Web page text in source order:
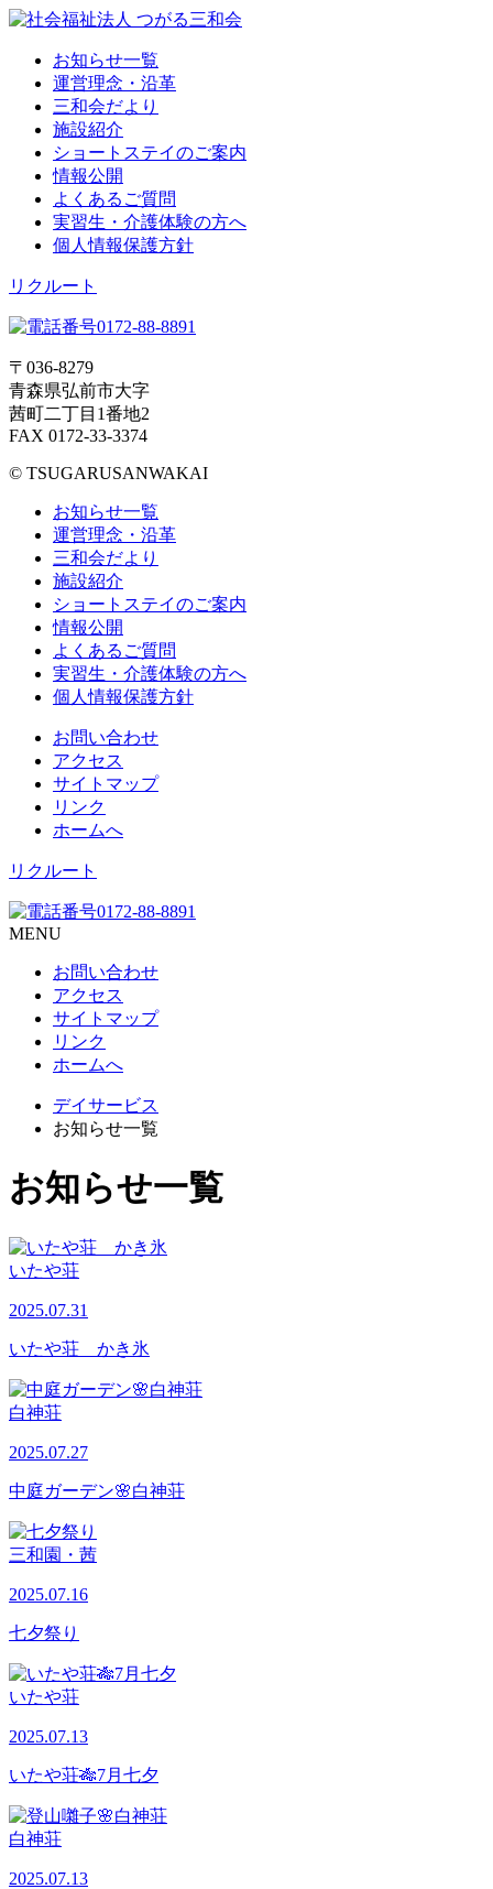
お知らせ一覧
運営理念・沿革
三和会だより
施設紹介
ショートステイのご案内
情報公開
よくあるご質問
実習生・介護体験の方へ
個人情報保護方針
リクルート
〒036-8279
青森県弘前市大字
茜町二丁目1番地2
FAX 0172-33-3374
© TSUGARUSANWAKAI
お知らせ一覧
運営理念・沿革
三和会だより
施設紹介
ショートステイのご案内
情報公開
よくあるご質問
実習生・介護体験の方へ
個人情報保護方針
お問い合わせ
アクセス
サイトマップ
リンク
ホームへ
リクルート
MENU
お問い合わせ
アクセス
サイトマップ
リンク
ホームへ
デイサービス
お知らせ一覧
お知らせ一覧
いたや荘
2025.07.31
いたや荘 かき氷
白神荘
2025.07.27
中庭ガーデン🌸白神荘
三和園・茜
2025.07.16
七夕祭り
いたや荘
2025.07.13
いたや荘🎋7月七夕
白神荘
2025.07.13